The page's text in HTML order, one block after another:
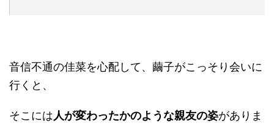
音信不通の佳菜を心配して、繭子がこっそり会いに
行くと、
そこには人が変わったかのような親友の姿がありま